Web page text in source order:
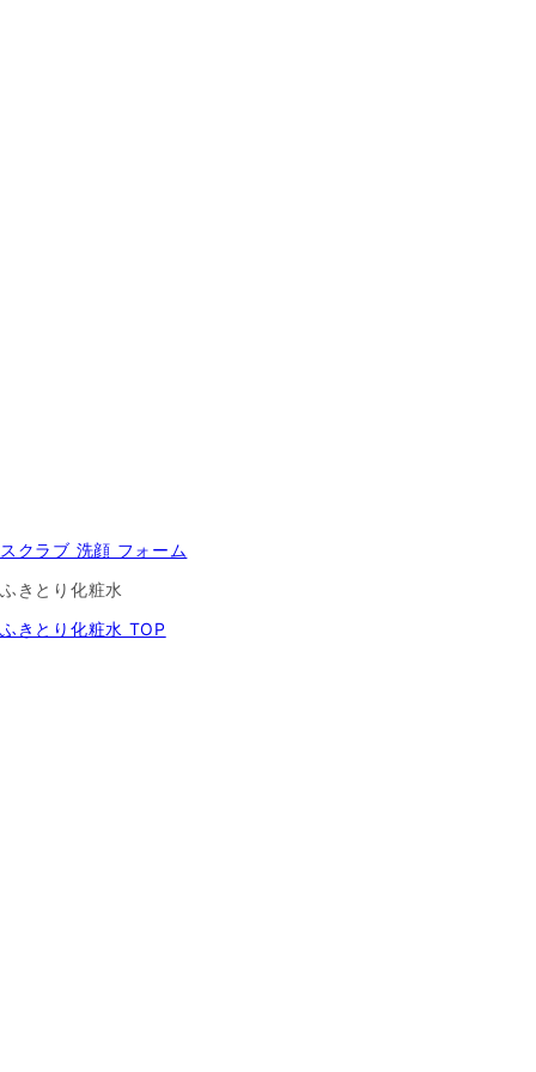
スクラブ 洗顔 フォーム
ふきとり化粧水
ふきとり化粧水 TOP